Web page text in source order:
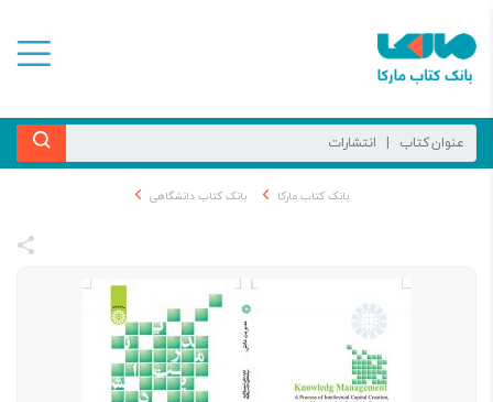
بانک کتاب مارکا بانک کتاب دانشگاهی